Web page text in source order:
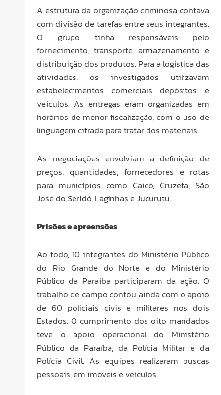
A estrutura da organização criminosa contava
com divisão de tarefas entre seus integrantes.
O grupo tinha responsáveis pelo
fornecimento, transporte, armazenamento e
distribuição dos produtos. Para a logística das
atividades, os investigados utilizavam
estabelecimentos comerciais depósitos e
veículos. As entregas eram organizadas em
horários de menor fiscalização, com o uso de
linguagem cifrada para tratar dos materiais.
As negociações envolviam a definição de
preços, quantidades, fornecedores e rotas
para municípios como Caicó, Cruzeta, São
José do Seridó, Laginhas e Jucurutu.
Prisões e apreensões
Ao todo, 10 integrantes do Ministério Público
do Rio Grande do Norte e do Ministério
Público da Paraíba participaram da ação. O
trabalho de campo contou ainda com o apoio
de 60 policiais civis e militares nos dois
Estados. O cumprimento dos oito mandados
teve o apoio operacional do Ministério
Público da Paraíba, da Polícia Militar e da
Polícia Civil. As equipes realizaram buscas
pessoais, em imóveis e veículos.